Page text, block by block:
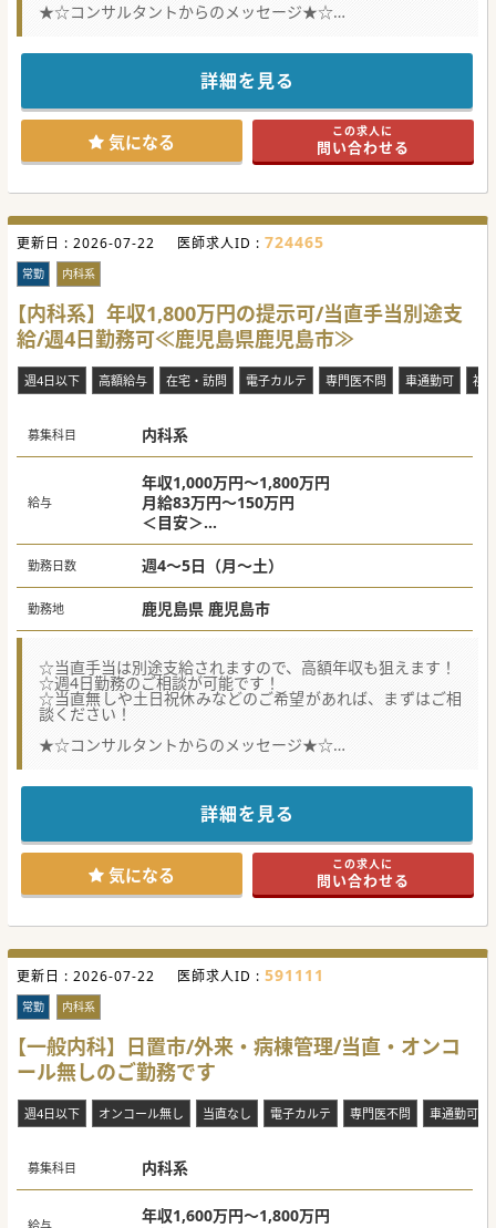
★☆コンサルタントからのメッセージ★☆
鹿児島県霧島市にございます、100床以上のケアミックス病
救急対応も行っており、地域貢献度が高い医療機関です。
近くにバス停もありますので公共機関での通勤も可能です。
現在常勤医師は5名在籍しておりますが、体制強化のための
増員募集となります。
ぜひ一度ご検討ください。
#秋入職可
詳細を見る
気になる この求人に
問い合わせる
更新日 : 2026-07-22 医師求人ID : 724465
常勤 内科系
【内科系】年収1,800万円の提示可/当直手当別途支
給/週4日勤務可≪鹿児島県鹿児島市≫
週4日以下 高額給与 在宅・訪問 電子カルテ 専門医不問 車通勤可 祝
募集科目 内科系
給与
年収1,000万円～1,800万円
月給83万円～150万円
＜目安＞
・週4日：年収1000万円～1500万円
・週5日：年収1300万円～1800万円
勤務日数 週4～5日（月～土）
勤務地 鹿児島県 鹿児島市
☆当直手当は別途支給されますので、高額年収も狙えます！
☆週4日勤務のご相談が可能です！
☆当直無しや土日祝休みなどのご希望があれば、まずはご相
談ください！
★☆コンサルタントからのメッセージ★☆
鹿児島市にあるケアミックス病院で、鹿児島市中心部より車
市内中心部エリアからの通勤しやすく、給与の相談が可能な
ぜひこの機会にご検討ください！
#秋入職可
詳細を見る
気になる この求人に
問い合わせる
更新日 : 2026-07-22 医師求人ID : 591111
常勤 内科系
【一般内科】日置市/外来・病棟管理/当直・オンコ
ール無しのご勤務です
週4日以下 オンコール無し 当直なし 電子カルテ 専門医不問 車通勤可
募集科目 内科系
年収1,600万円～1,800万円